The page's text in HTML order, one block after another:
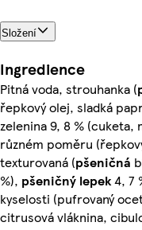
Složení
Ingredience
Pitná voda, strouhanka (
řepkový olej, sladká
zelenina 9, 8 %
různém poměru
texturovaná (pšeničná
%), pšeničný lepek4, 7
kyselosti (pufrovaný
citrusová vláknina,